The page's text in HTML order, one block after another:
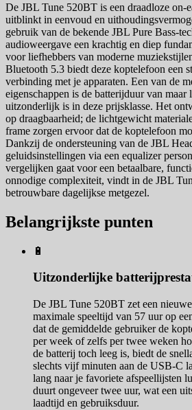
De JBL Tune 520BT is een draadloze on-
uitblinkt in eenvoud en
gebruik van de bekende JBL Pure Bass-
audioweergave een krachtig en diep
voor liefhebbers van moderne
Bluetooth 5.3 biedt deze koptelefoon een
verbinding met je apparaten. Een van de
eigenschappen is de batterijduur van maar
uitzonderlijk is in deze prijsklasse. Het
op draagbaarheid; de lichtgewicht
frame zorgen ervoor dat de koptelefoon
Dankzij de ondersteuning van de JBL
geluidsinstellingen via een equalizer
vergelijken gaat voor een betaalbare,
onnodige complexiteit, vindt in de JBL
betrouwbare dagelijkse metgezel.
Belangrijkste punten
🔋
Uitzonderlijke
De JBL Tune 520BT zet een nieuwe
maximale speeltijd van 57 uur op
dat de gemiddelde gebruiker de
per week of zelfs per twee weken
de batterij toch leeg is, biedt de
slechts vijf minuten aan de USB-C
lang naar je favoriete afspeellijsten
duurt ongeveer twee uur, wat een
laadtijd en gebruiksduur.